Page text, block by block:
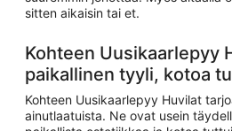
sitten aikaisin tai et.
Kohteen Uusikaarlepyy
paikallinen tyyli, kotoa
Kohteen Uusikaarlepyy Huvilat
ainutlaatuista. Ne ovat usein